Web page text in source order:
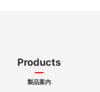
Products
製品案内